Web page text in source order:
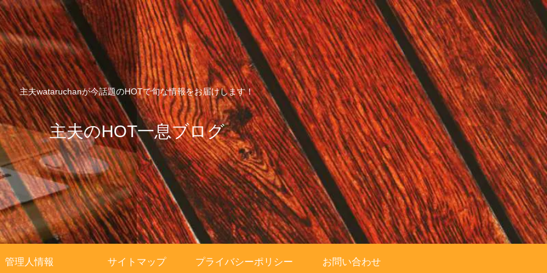
主夫wataruchanが今話題のHOTで旬な情報をお届けします！
主夫のHOT一息ブログ
管理人情報 サイトマップ プライバシーポリシー お問い合わせ